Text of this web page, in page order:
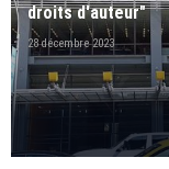
droits d'auteur"
28 décembre 2023